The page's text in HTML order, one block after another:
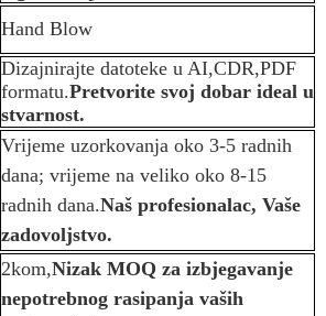
Hand Blow
Dizajnirajte datoteke u AI,CDR,PDF
formatu.Pretvorite svoj dobar ideal u
stvarnost.
Vrijeme uzorkovanja oko 3-5 radnih
dana; vrijeme na veliko oko 8-15
radnih dana.Naš profesionalac, Vaše
zadovoljstvo.
2kom,Nizak MOQ za izbjegavanje
nepotrebnog rasipanja vaših